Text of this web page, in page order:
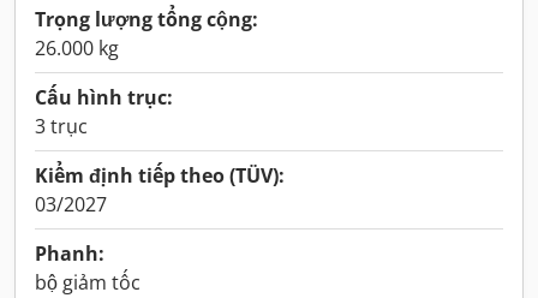
Trọng lượng tổng cộng:
26.000 kg
Cấu hình trục:
3 trục
Kiểm định tiếp theo (TÜV):
03/2027
Phanh:
bộ giảm tốc